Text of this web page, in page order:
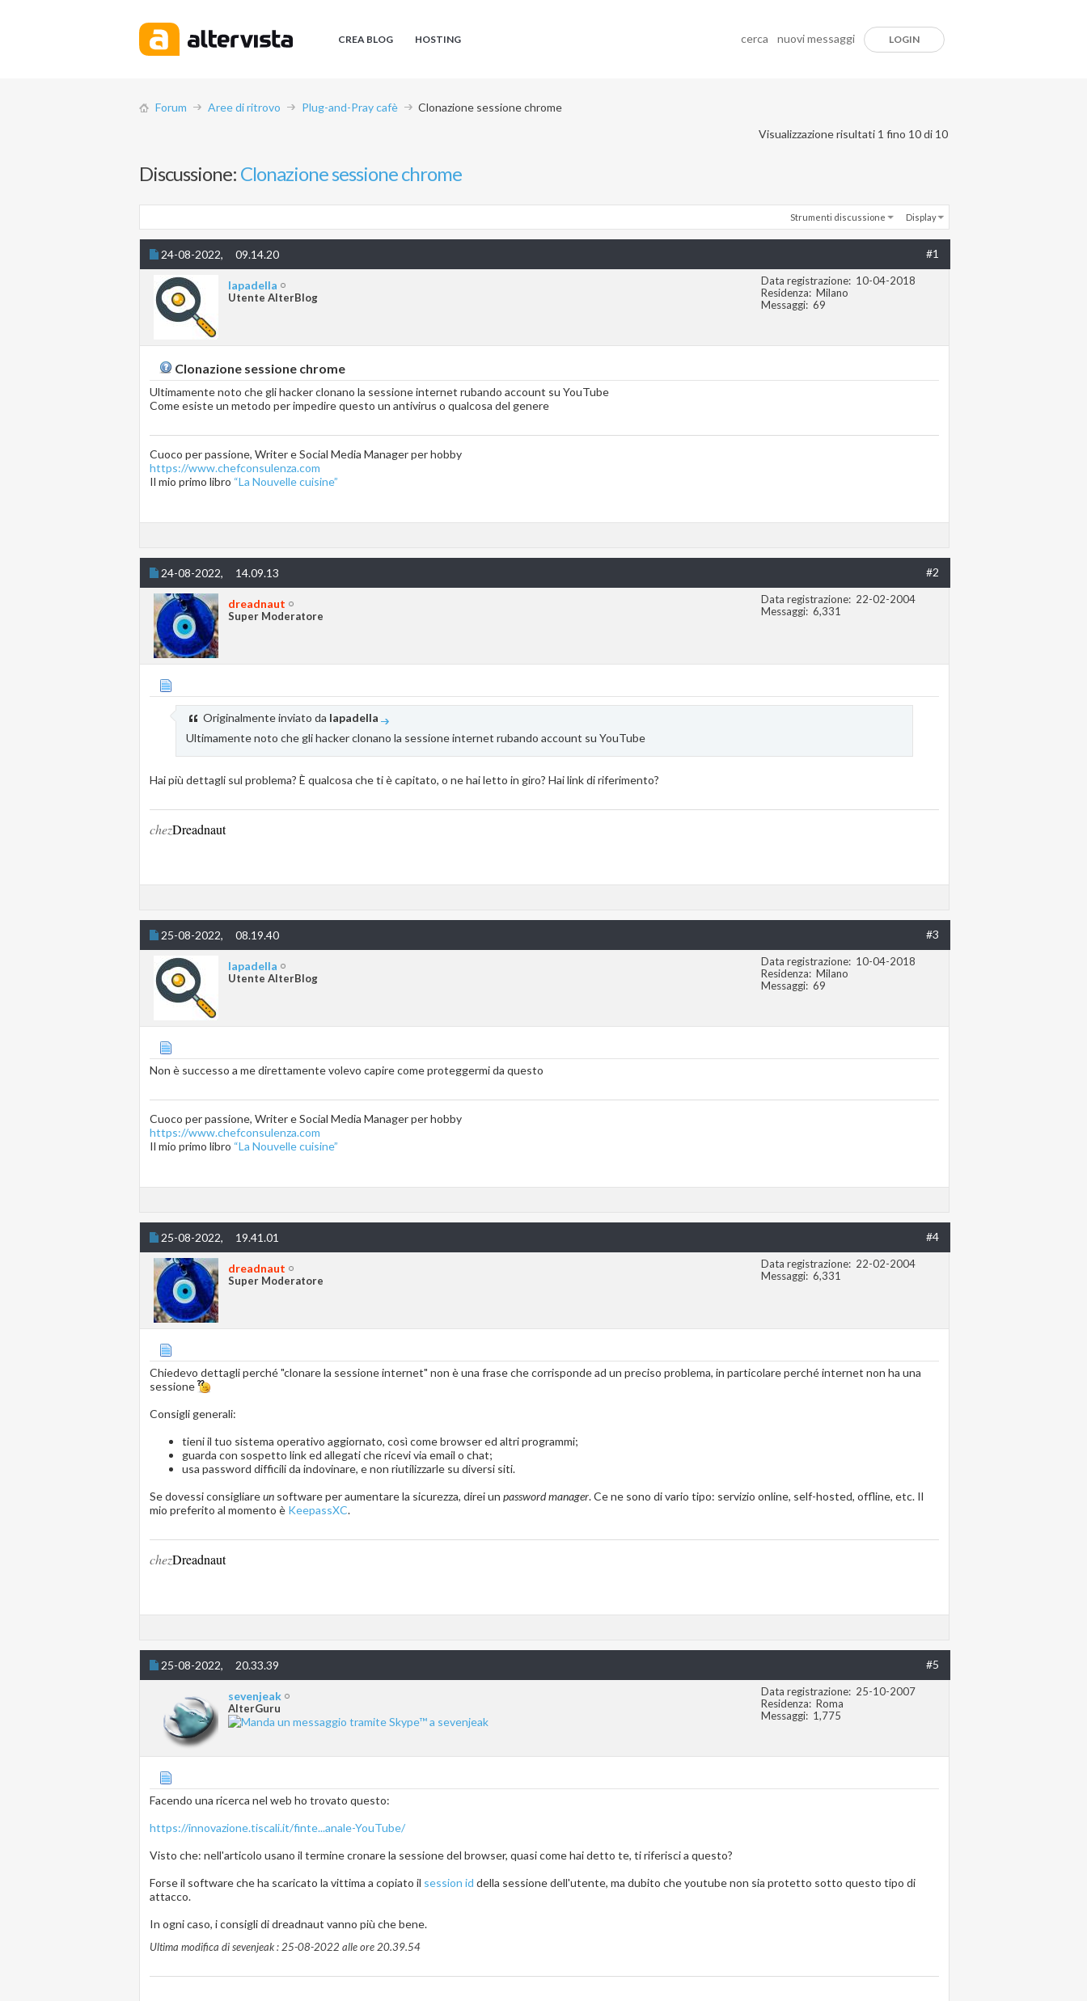
CREA BLOG HOSTING cerca nuovi messaggi LOGIN
Forum Aree di ritrovo Plug-and-Pray cafè
Clonazione sessione chrome
Visualizzazione risultati 1 fino 10 di 10
Discussione: Clonazione sessione chrome
Strumenti discussione Display
24-08-2022, 09.14.20 #1
lapadella
Utente AlterBlog
Data registrazione
10-04-2018
Residenza
Milano
Messaggi 69
Clonazione sessione chrome
Ultimamente noto che gli hacker clonano la sessione internet rubando account su YouTube
Come esiste un metodo per impedire questo un antivirus o qualcosa del genere
Cuoco per passione, Writer e Social Media Manager per hobby
https://www.chefconsulenza.com
Il mio primo libro “La Nouvelle cuisine”
24-08-2022, 14.09.13 #2
dreadnaut
Super Moderatore
Data registrazione
22-02-2004
Messaggi 6,331
Originalmente inviato da lapadella
Ultimamente noto che gli hacker clonano la sessione internet rubando account su YouTube
Hai più dettagli sul problema? È qualcosa che ti è capitato, o ne hai letto in giro? Hai link di riferimento?
chezDreadnaut
25-08-2022, 08.19.40 #3
lapadella
Utente AlterBlog
Data registrazione
10-04-2018
Residenza
Milano
Messaggi 69
Non è successo a me direttamente volevo capire come proteggermi da questo
Cuoco per passione, Writer e Social Media Manager per hobby
https://www.chefconsulenza.com
Il mio primo libro “La Nouvelle cuisine”
25-08-2022, 19.41.01 #4
dreadnaut
Super Moderatore
Data registrazione
22-02-2004
Messaggi 6,331
Chiedevo dettagli perché "clonare la sessione internet" non è una frase che corrisponde ad un preciso problema, in particolare perché internet non ha una
sessione
Consigli generali:
tieni il tuo sistema operativo aggiornato, così come browser ed altri programmi;
guarda con sospetto link ed allegati che ricevi via email o chat;
usa password difficili da indovinare, e non riutilizzarle su diversi siti.
Se dovessi consigliareun software per aumentare la sicurezza, direi un password manager. Ce ne sono di vario tipo: servizio online, self-hosted, offline, etc. Il
mio preferito al momento è KeepassXC.
chezDreadnaut
25-08-2022, 20.33.39 #5
sevenjeak
AlterGuru
Data registrazione
25-10-2007
Residenza
Roma
Messaggi
1,775
Facendo una ricerca nel web ho trovato questo:
https://innovazione.tiscali.it/finte...anale-YouTube/
Visto che: nell'articolo usano il termine cronare la sessione del browser, quasi come hai detto te, ti riferisci a questo?
Forse il software che ha scaricato la vittima a copiato il session id della sessione dell'utente, ma dubito che youtube non sia protetto sotto questo tipo di
attacco.
In ogni caso, i consigli di dreadnaut vanno più che bene.
Ultima modifica di sevenjeak : 25-08-2022 alle ore 20.39.54